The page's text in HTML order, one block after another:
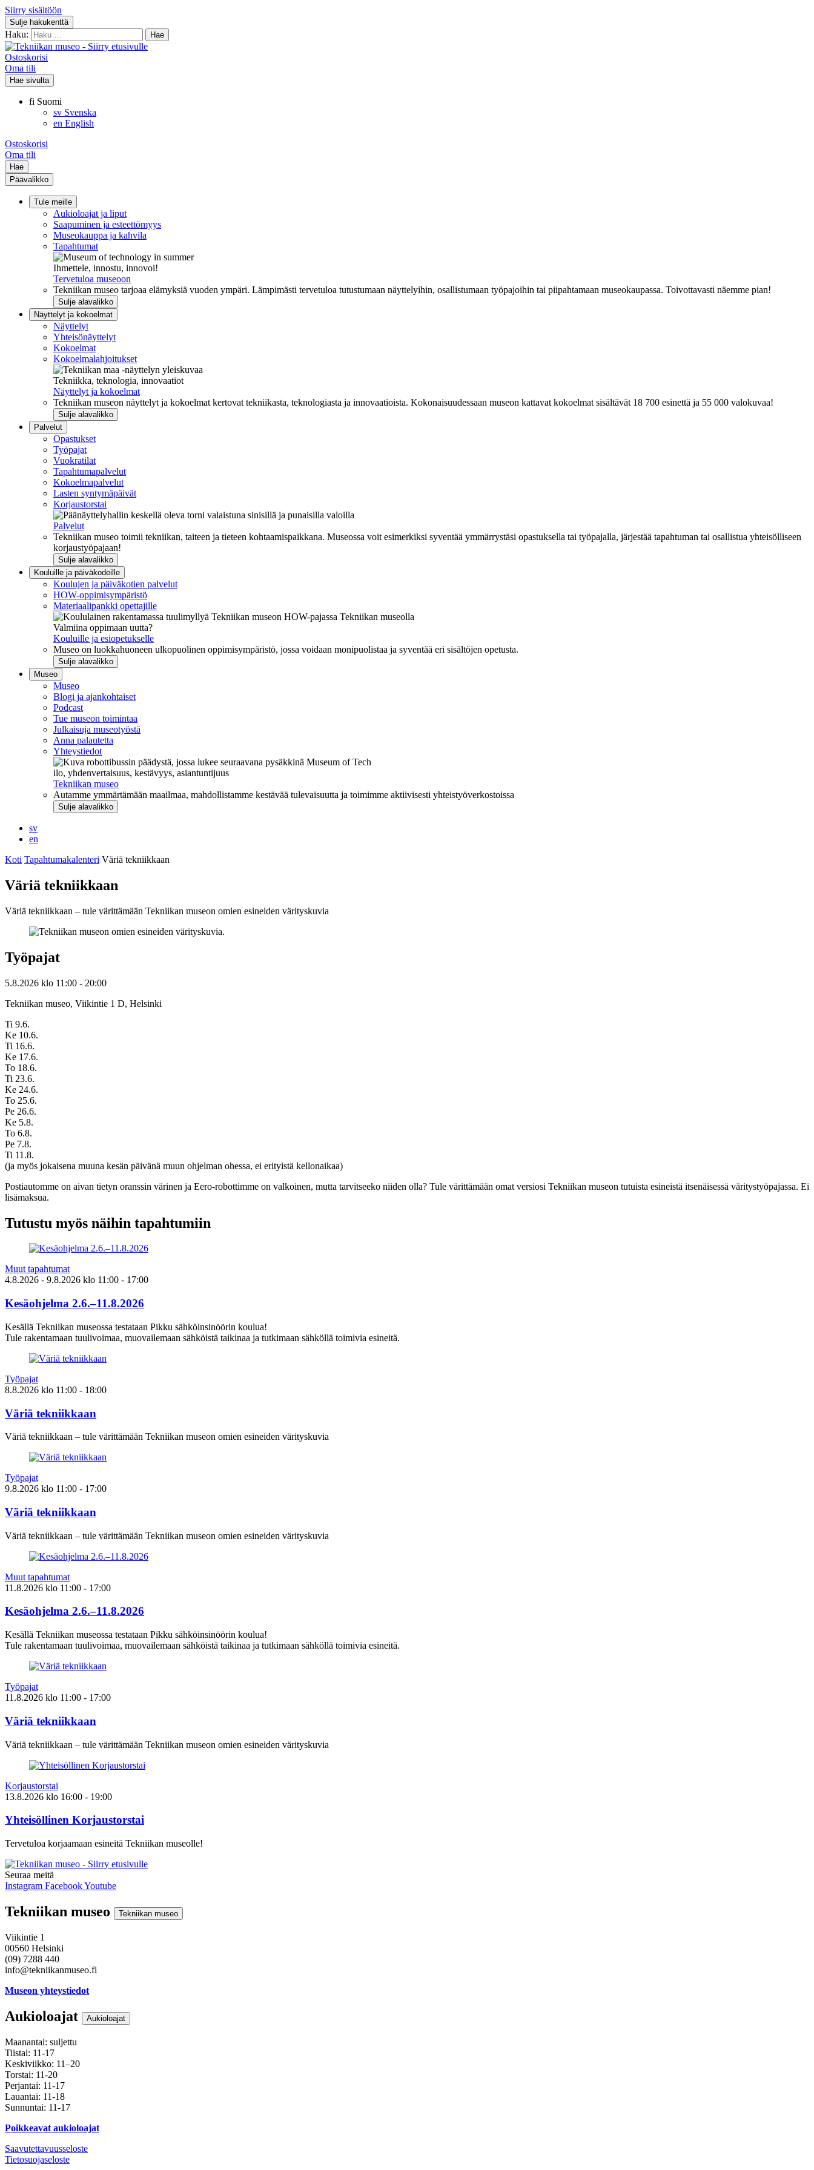
Siirry sisältöön
Sulje hakukenttä
Haku:
Ostoskorisi
Oma tili
Hae sivulta
fi Suomi
sv Svenska
en English
Ostoskorisi
Oma tili
Hae
Päävalikko
Tule meille
Aukioloajat ja liput
Saapuminen ja esteettömyys
Museokauppa ja kahvila
Tapahtumat
Ihmettele, innostu, innovoi!
Tervetuloa museoon
Tekniikan museo tarjoaa elämyksiä vuoden ympäri. Lämpimästi tervetuloa tutustumaan näyttelyihin, osallistumaan työpajoihin tai piipahtamaan museokaupassa. Toivottavasti näemme pian!
Sulje alavalikko
Näyttelyt ja kokoelmat
Näyttelyt
Yhteisönäyttelyt
Kokoelmat
Kokoelmalahjoitukset
Tekniikka, teknologia, innovaatiot
Näyttelyt ja kokoelmat
Tekniikan museon näyttelyt ja kokoelmat kertovat tekniikasta, teknologiasta ja innovaatioista. Kokonaisuudessaan museon kattavat kokoelmat sisältävät 18 700 esinettä ja 55 000 valokuvaa!
Sulje alavalikko
Palvelut
Opastukset
Työpajat
Vuokratilat
Tapahtumapalvelut
Kokoelmapalvelut
Lasten syntymäpäivät
Korjaustorstai
Palvelut
Tekniikan museo toimii tekniikan, taiteen ja tieteen kohtaamispaikkana. Museossa voit esimerkiksi syventää ymmärrystäsi opastuksella tai työpajalla, järjestää tapahtuman tai osallistua yhteisölliseen
korjaustyöpajaan!
Sulje alavalikko
Kouluille ja päiväkodeille
Koulujen ja päiväkotien palvelut
HOW-oppimisympäristö
Materiaalipankki opettajille
Valmiina oppimaan uutta?
Kouluille ja esiopetukselle
Museo on luokkahuoneen ulkopuolinen oppimisympäristö, jossa voidaan monipuolistaa ja syventää eri sisältöjen opetusta.
Sulje alavalikko
Museo
Museo
Blogi ja ajankohtaiset
Podcast
Tue museon toimintaa
Julkaisuja museotyöstä
Anna palautetta
Yhteystiedot
ilo, yhdenvertaisuus, kestävyys, asiantuntijuus
Tekniikan museo
Autamme ymmärtämään maailmaa, mahdollistamme kestävää tulevaisuutta ja toimimme aktiivisesti yhteistyöverkostoissa
Sulje alavalikko
sv
en
Koti Tapahtumakalenteri Väriä tekniikkaan
Väriä tekniikkaan
Väriä tekniikkaan – tule värittämään Tekniikan museon omien esineiden värityskuvia
Työpajat
5.8.2026 klo 11:00 - 20:00
Tekniikan museo, Viikintie 1 D, Helsinki
Ti 9.6.
Ke 10.6.
Ti 16.6.
Ke 17.6.
To 18.6.
Ti 23.6.
Ke 24.6.
To 25.6.
Pe 26.6.
Ke 5.8.
To 6.8.
Pe 7.8.
Ti 11.8.
(ja myös jokaisena muuna kesän päivänä muun ohjelman ohessa, ei erityistä kellonaikaa)
Postiautomme on aivan tietyn oranssin värinen ja Eero-robottimme on valkoinen, mutta tarvitseeko niiden olla? Tule värittämään omat versiosi Tekniikan museon tutuista esineistä itsenäisessä väritystyöpajassa. Ei
lisämaksua.
Tutustu myös näihin tapahtumiin
Muut tapahtumat
4.8.2026 - 9.8.2026 klo 11:00 - 17:00
Kesäohjelma 2.6.–11.8.2026
Kesällä Tekniikan museossa testataan Pikku sähköinsinöörin koulua!
Tule rakentamaan tuulivoimaa, muovailemaan sähköistä taikinaa ja tutkimaan sähköllä toimivia esineitä.
Työpajat
8.8.2026 klo 11:00 - 18:00
Väriä tekniikkaan
Väriä tekniikkaan – tule värittämään Tekniikan museon omien esineiden värityskuvia
Työpajat
9.8.2026 klo 11:00 - 17:00
Väriä tekniikkaan
Väriä tekniikkaan – tule värittämään Tekniikan museon omien esineiden värityskuvia
Muut tapahtumat
11.8.2026 klo 11:00 - 17:00
Kesäohjelma 2.6.–11.8.2026
Kesällä Tekniikan museossa testataan Pikku sähköinsinöörin koulua!
Tule rakentamaan tuulivoimaa, muovailemaan sähköistä taikinaa ja tutkimaan sähköllä toimivia esineitä.
Työpajat
11.8.2026 klo 11:00 - 17:00
Väriä tekniikkaan
Väriä tekniikkaan – tule värittämään Tekniikan museon omien esineiden värityskuvia
Korjaustorstai
13.8.2026 klo 16:00 - 19:00
Yhteisöllinen Korjaustorstai
Tervetuloa korjaamaan esineitä Tekniikan museolle!
Seuraa meitä
Instagram FacebookYoutube
Tekniikan museo Tekniikan museo
Viikintie 1
00560 Helsinki
(09) 7288 440
info@tekniikanmuseo.fi
Museon yhteystiedot
Aukioloajat Aukioloajat
Maanantai: suljettu
Tiistai: 11-17
Keskiviikko: 11–20
Torstai: 11-20
Perjantai: 11-17
Lauantai: 11-18
Sunnuntai: 11-17
Poikkeavat aukioloajat
Saavutettavuusseloste
Tietosuojaseloste